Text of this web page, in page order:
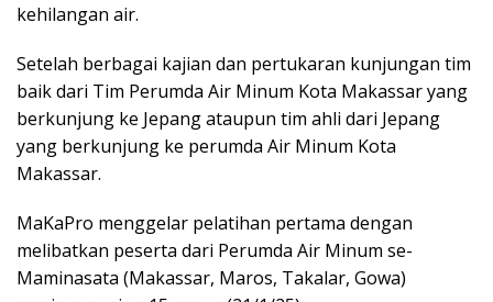
kehilangan air.
Setelah berbagai kajian dan pertukaran kunjungan tim
baik dari Tim Perumda Air Minum Kota Makassar yang
berkunjung ke Jepang ataupun tim ahli dari Jepang
yang berkunjung ke perumda Air Minum Kota
Makassar.
MaKaPro menggelar pelatihan pertama dengan
melibatkan peserta dari Perumda Air Minum se-
Maminasata (Makassar, Maros, Takalar, Gowa)